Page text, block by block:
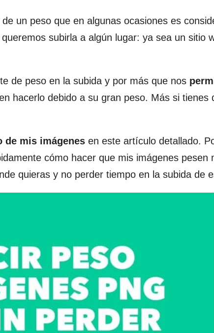
un peso que en algunas ocasiones es
subirla a algún lugar: ya sea un sitio
de peso en la subida y por más que nos
hacerlo debido a su gran peso. Más si tienes
de mis imágenes en este artículo detallado.
cómo hacer que mis imágenes pesen
quieras y no perder tiempo en la subida de